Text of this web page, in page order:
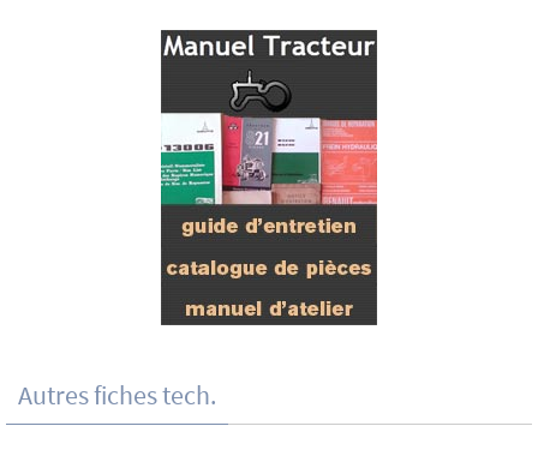
Autres fiches tech.